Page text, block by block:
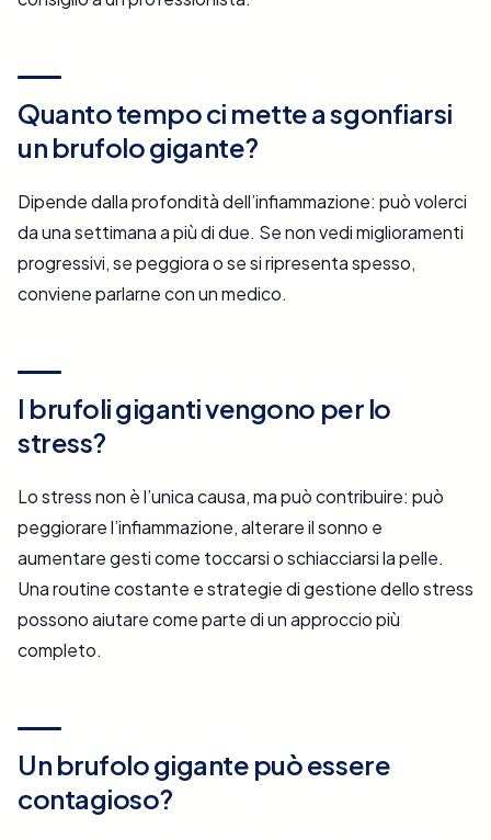
Quanto tempo ci mette a sgonfiarsi
un brufolo gigante?
Dipende dalla profondità dell’infiammazione: può volerci
da una settimana a più di due. Se non vedi miglioramenti
progressivi, se peggiora o se si ripresenta spesso,
conviene parlarne con un medico.
I brufoli giganti vengono per lo
stress?
Lo stress non è l’unica causa, ma può contribuire: può
peggiorare l’infiammazione, alterare il sonno e
aumentare gesti come toccarsi o schiacciarsi la pelle.
Una routine costante e strategie di gestione dello stress
possono aiutare come parte di un approccio più
completo.
Un brufolo gigante può essere
contagioso?